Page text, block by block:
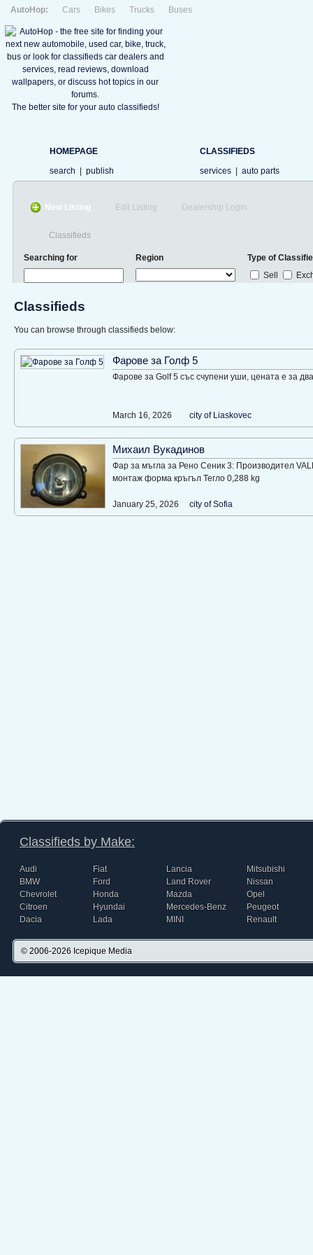
AutoHop: Cars Bikes Trucks Buses
The better site for your auto classifieds!
HOMEPAGE
search
publish
CLASSIFIEDS
services
auto parts
New Listing Edit Listing Dealership Login
Classifieds
Searching for Region
Type of
Sell
Classifieds
You can browse through classifieds below:
Фарове за Голф 5
Фарове за Golf 5 със счупени уши, цената е за
city of Liaskovec
March 16, 2026
Михаил Вукадинов
Фар за мъгла за Рено Сеник 3: Производител
монтаж форма кръгъл Тегло 0,288 kg
city of Sofia
January 25, 2026
Classifieds by Make:
Audi
BMW
Chevrolet
Citroen
Dacia
Fiat
Ford
Honda
Hyundai
Lada
Lancia
Land Rover
Mazda
Mercedes-Benz
MINI
Mitsubishi
Nissan
Opel
Peugeot
Renault
© 2006-2026 Icepique Media